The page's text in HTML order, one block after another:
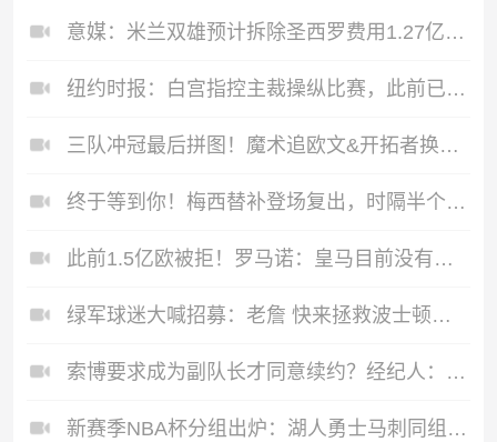
意媒：米兰双雄预计拆除圣西罗费用1.27亿欧，如今成本却几乎翻倍
纽约时报：白宫指控主裁操纵比赛，此前已研究FIFA规则漏洞以申诉
三队冲冠最后拼图！魔术追欧文&开拓者换墨菲&步行者要琼斯
终于等到你！梅西替补登场复出，时隔半个月再次登场
此前1.5亿欧被拒！罗马诺：皇马目前没有计划再次报价阿尔瓦雷斯
绿军球迷大喊招募：老詹 快来拯救波士顿替代乔治！我们需要你
索博要求成为副队长才同意续约？经纪人：一眼假，他想留在利物浦
新赛季NBA杯分组出炉：湖人勇士马刺同组 尼克斯热火骑士同组